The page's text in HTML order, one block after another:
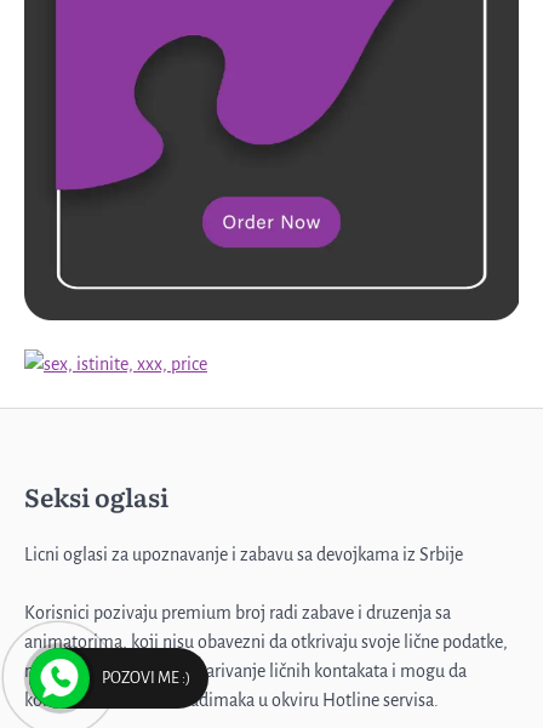
Seksi oglasi
Licni oglasi za upoznavanje i zabavu sa devojkama iz Srbije
Korisnici pozivaju premium broj radi zabave i druzenja sa
animatorima, koji nisu obavezni da otkrivaju svoje lične podatke,
ne smeju pristati na ostvarivanje ličnih kontakata i mogu da
koriste više različitih nadimaka u okviru Hotline servisa.
3
4
Emilija, samo diskretno
POZOVI ME :)